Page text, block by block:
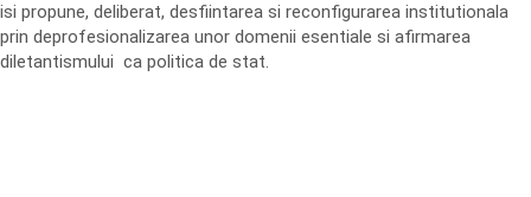
isi propune, deliberat, desfiintarea si reconfigurarea institutionala
prin deprofesionalizarea unor domenii esentiale si afirmarea
diletantismului ca politica de stat.